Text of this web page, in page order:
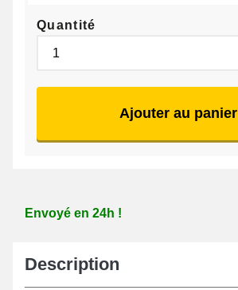
Quantité
Ajouter au panier
Envoyé en 24h !
Description